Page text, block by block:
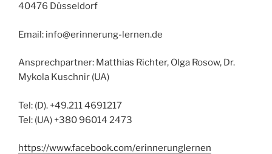
40476 Düsseldorf
Email: info@erinnerung-lernen.de
Ansprechpartner: Matthias Richter, Olga Rosow, Dr.
Mykola Kuschnir (UA)
Tel: (D). +49.211 4691217
Tel: (UA) +380 96014 2473
https://www.facebook.com/erinnerunglernen